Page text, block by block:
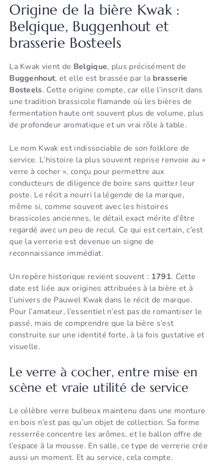
Origine de la bière Kwak :
Belgique, Buggenhout et
brasserie Bosteels
La Kwak vient de Belgique, plus précisément de
Buggenhout, et elle est brassée par la brasserie
Bosteels. Cette origine compte, car elle l’inscrit dans
une tradition brassicole flamande où les bières de
fermentation haute ont souvent plus de volume, plus
de profondeur aromatique et un vrai rôle à table.
Le nom Kwak est indissociable de son folklore de
service. L’histoire la plus souvent reprise renvoie au «
verre à cocher », conçu pour permettre aux
conducteurs de diligence de boire sans quitter leur
poste. Le récit a nourri la légende de la marque,
même si, comme souvent avec les histoires
brassicoles anciennes, le détail exact mérite d’être
regardé avec un peu de recul. Ce qui est certain, c’est
que la verrerie est devenue un signe de
reconnaissance immédiat.
Un repère historique revient souvent : 1791. Cette
date est liée aux origines attribuées à la bière et à
l’univers de Pauwel Kwak dans le récit de marque.
Pour l’amateur, l’essentiel n’est pas de romantiser le
passé, mais de comprendre que la bière s’est
construite sur une identité forte, à la fois gustative et
visuelle.
Le verre à cocher, entre mise en
scène et vraie utilité de service
Le célèbre verre bulbeux maintenu dans une monture
en bois n’est pas qu’un objet de collection. Sa forme
resserrée concentre les arômes, et le ballon offre de
l’espace à la mousse. En salle, ce type de verrerie crée
aussi un moment. Et au service, cela compte.